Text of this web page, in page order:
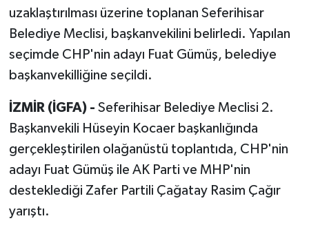
uzaklaştırılması üzerine toplanan Seferihisar
Belediye Meclisi, başkanvekilini belirledi. Yapılan
seçimde CHP'nin adayı Fuat Gümüş, belediye
başkanvekilliğine seçildi.
İZMİR (İGFA) - Seferihisar Belediye Meclisi 2.
Başkanvekili Hüseyin Kocaer başkanlığında
gerçekleştirilen olağanüstü toplantıda, CHP'nin
adayı Fuat Gümüş ile AK Parti ve MHP'nin
desteklediği Zafer Partili Çağatay Rasim Çağır
yarıştı.